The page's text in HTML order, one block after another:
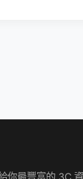
最豐富的 3C